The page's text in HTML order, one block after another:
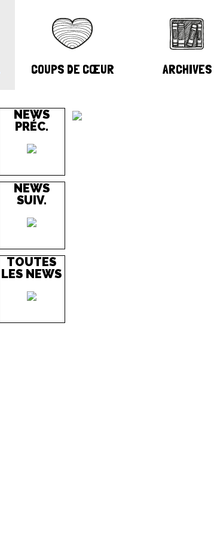
COUPS DE CŒUR ARCHIVES
NEWS
PRÉC.
NEWS
SUIV.
TOUTES
LES NEWS